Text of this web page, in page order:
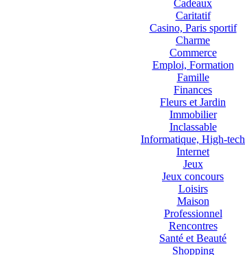
Cadeaux
Caritatif
Casino, Paris sportif
Charme
Commerce
Emploi, Formation
Famille
Finances
Fleurs et Jardin
Immobilier
Inclassable
Informatique, High-tech
Internet
Jeux
Jeux concours
Loisirs
Maison
Professionnel
Rencontres
Santé et Beauté
Shopping